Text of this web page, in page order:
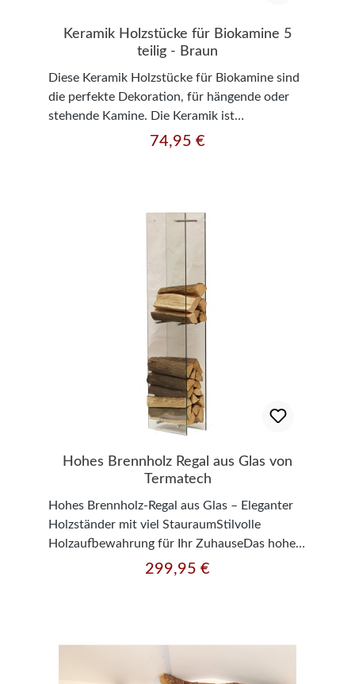
Keramik Holzstücke für Biokamine 5
teilig - Braun
Diese Keramik Holzstücke für Biokamine sind
die perfekte Dekoration, für hängende oder
stehende Kamine. Die Keramik ist
hitzebeständig bis etwa 1200 Grad.
Realität abweichen.
Regulärer Preis:
74,95 €
Hohes Brennholz Regal aus Glas von
Termatech
Hohes Brennholz-Regal aus Glas – Eleganter
Holzständer mit viel StauraumStilvolle
Holzaufbewahrung für Ihr ZuhauseDas hohe
Brennholz-Regal aus Glas vereint modernes
Transparente Glasoptik – passt zu jedem
Regulärer Preis:
299,95 €